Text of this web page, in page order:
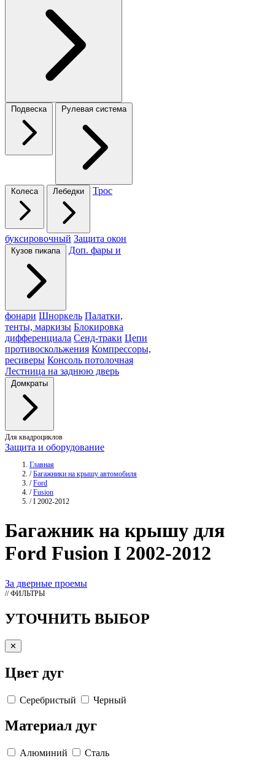
Подвеска Рулевая система
Колеса Лебедки Трос
буксировочный Защита окон
Кузов пикапа Доп. фары и
фонари Шноркель Палатки,
тенты, маркизы Блокировка
дифференциала Сенд-траки Цепи
противоскольжения Компрессоры,
ресиверы Консоль потолочная
Лестница на заднюю дверь
Домкраты
Для квадроциклов
Защита и оборудование
Главная
/ Багажники на крышу автомобиля
/ Ford
/ Fusion
/ I 2002-2012
Багажникна крышу для
Ford Fusion I 2002-2012
За дверные проемы
// ФИЛЬТРЫ
УТОЧНИТЬ ВЫБОР
✕
Цвет дуг
Серебристый Черный
Материал дуг
Алюминий Сталь